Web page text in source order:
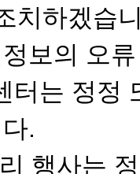
치하겠습
보의 오
터는 정정
.
행사는